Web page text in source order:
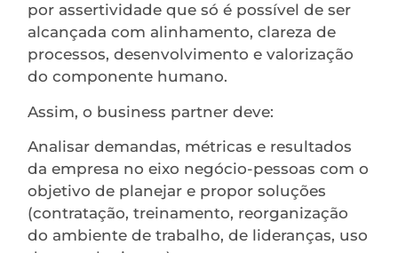
por assertividade que só é possível de ser
alcançada com alinhamento, clareza de
processos, desenvolvimento e valorização
do componente humano.
Assim, o business partner deve:
Analisar demandas, métricas e resultados
da empresa no eixo negócio-pessoas com o
objetivo de planejar e propor soluções
(contratação, treinamento, reorganização
do ambiente de trabalho, de lideranças, uso